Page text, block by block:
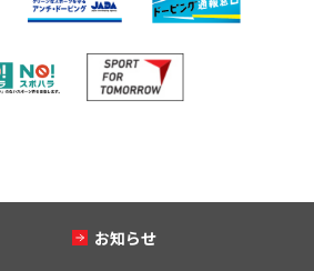
お知らせ